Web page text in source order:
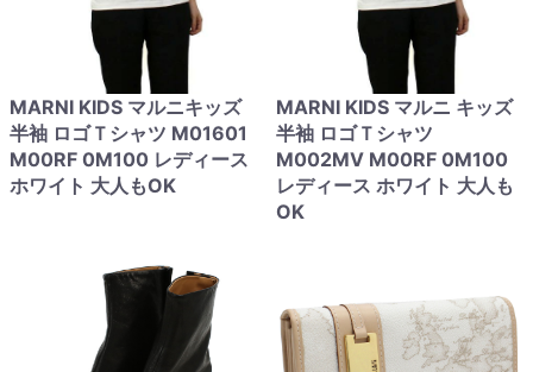
MARNI KIDS マルニキッズ
半袖 ロゴＴシャツ M01601
M00RF 0M100 レディース
ホワイト 大人もOK
MARNI KIDS マルニ キッズ
半袖 ロゴＴシャツ
M002MV M00RF 0M100
レディース ホワイト 大人も
OK